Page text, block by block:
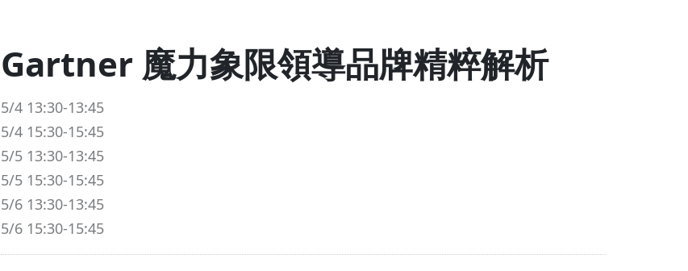
Gartner 魔力象限領導品牌精粹解析
5/4 13:30-13:45
5/4 15:30-15:45
5/5 13:30-13:45
5/5 15:30-15:45
5/6 13:30-13:45
5/6 15:30-15:45